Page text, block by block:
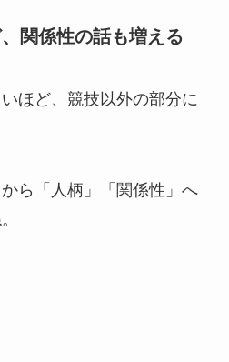
関係性の話も増える
ほど、競技以外の部分に
ら「人柄」「関係性」へ